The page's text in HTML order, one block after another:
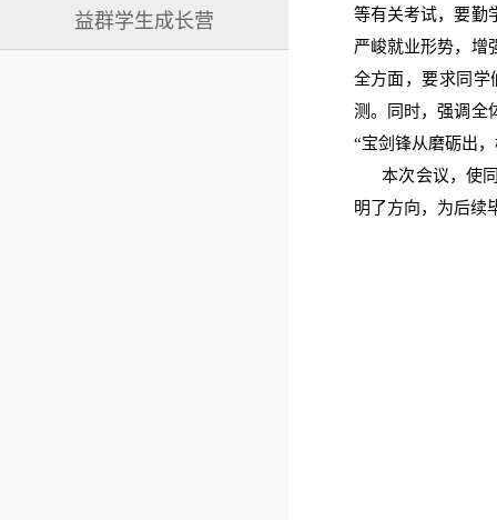
益群学生成长营
等有关考试，要勤
严峻就业形势，增
全方面，要求同学
测。同时，强调全
“宝剑锋从磨砺出
本次会议，使同
明了方向，为后续